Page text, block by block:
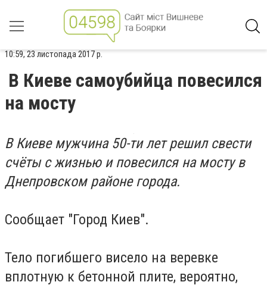
10:59, 23 листопада 2017 р.
В Киеве самоубийца повесился
на мосту
В Киеве мужчина 50-ти лет решил свести
счёты с жизнью и повесился на мосту в
Днепровском районе города.
Сообщает "Город Киев".
Тело погибшего висело на веревке
вплотную к бетонной плите, вероятно,